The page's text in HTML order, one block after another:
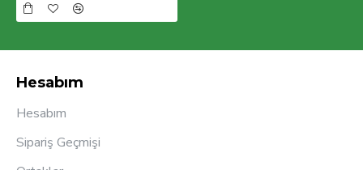
Hesabım
Hesabım
Sipariş Geçmişi